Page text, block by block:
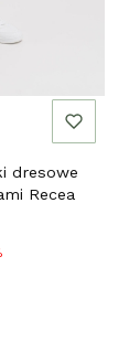
dresowe
Recea